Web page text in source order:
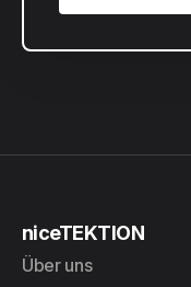
niceTEKTION
Über uns